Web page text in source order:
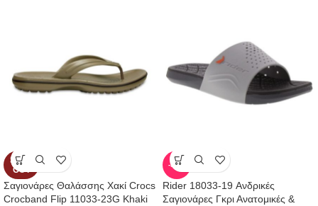
SOLD
OUT
Σαγιονάρες Θαλάσσης Χακί Crocs
Crocband Flip 11033-23G Khaki
-38%
Rider 18033-19 Ανδρικές
Σαγιονάρες Γκρι Ανατομικές &